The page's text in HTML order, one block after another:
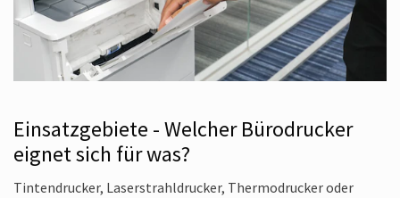
Einsatzgebiete - Welcher Bürodrucker
eignet sich für was?
Tintendrucker, Laserstrahldrucker, Thermodrucker oder